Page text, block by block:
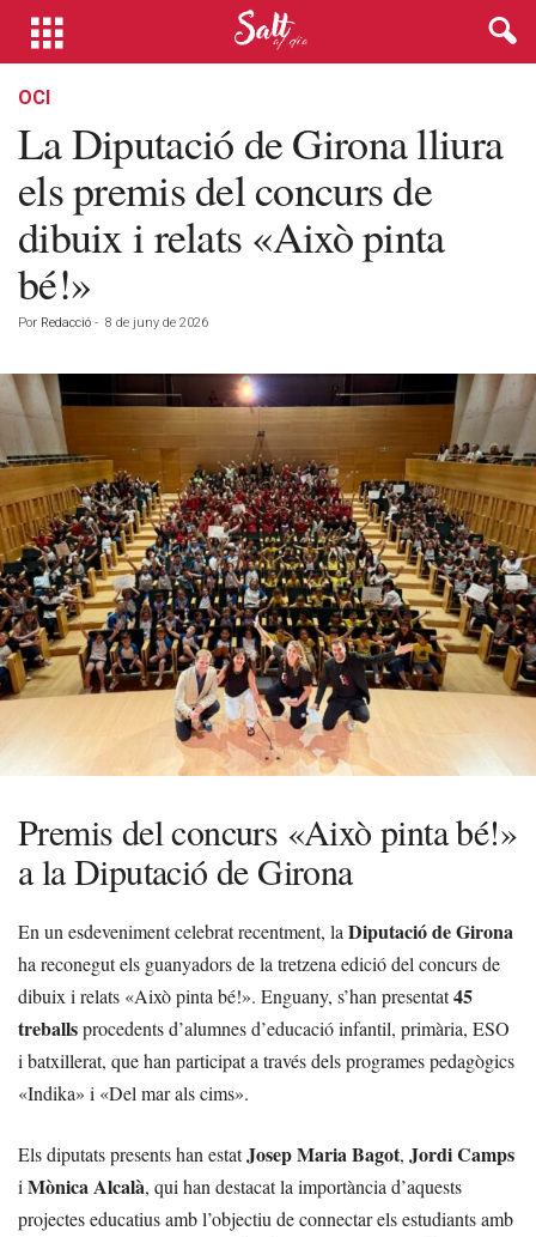
OCI
La Diputació de Girona lliura
els premis del concurs de
dibuix i relats «Això pinta
bé!»
Por Redacció - 8 de juny de 2026
Premis del concurs «Això pinta bé!»
a la Diputació de Girona
En un esdeveniment celebrat recentment, la Diputació de Girona
ha reconegut els guanyadors de la tretzena edició del concurs de
dibuix i relats «Això pinta bé!». Enguany, s’han presentat45
treballsprocedents d’alumnes d’educació infantil, primària, ESO
i batxillerat, que han participat a través dels programes pedagògics
«Indika» i «Del mar als cims».
Els diputats presents han estatJosep Maria Bagot, Jordi Camps
i Mònica Alcalà, qui han destacat la importància d’aquests
projectes educatius amb l’objectiu de connectar els estudiants amb